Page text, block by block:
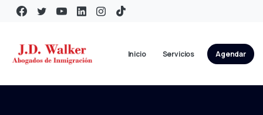
Inicio Servicios Agendar